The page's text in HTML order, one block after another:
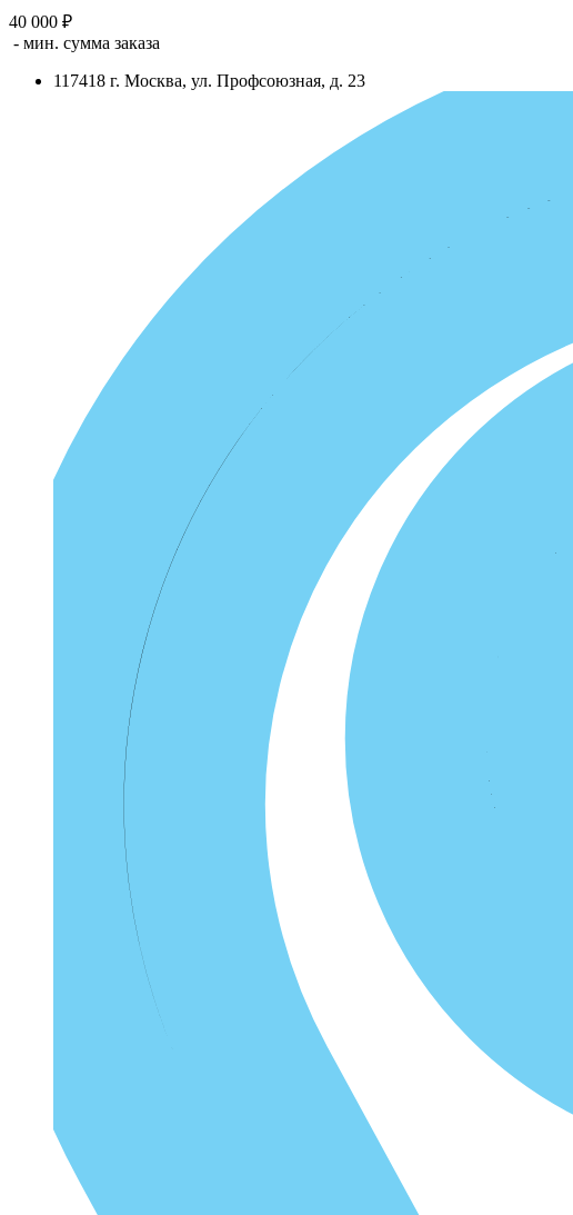
40 000 ₽
- мин. сумма заказа
117418 г. Москва, ул. Профсоюзная, д. 23